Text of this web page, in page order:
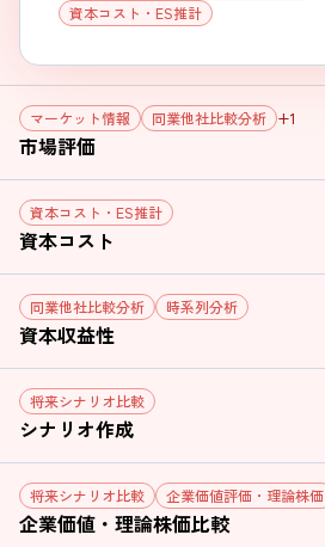
資本コスト・ES推計
マーケット情報 同業他社比較分析 +1
市場評価
資本コスト・ES推計
資本コスト
同業他社比較分析 時系列分析
資本収益性
将来シナリオ比較
シナリオ作成
将来シナリオ比較 企業価値評価・理論株価
企業価値・理論株価比較